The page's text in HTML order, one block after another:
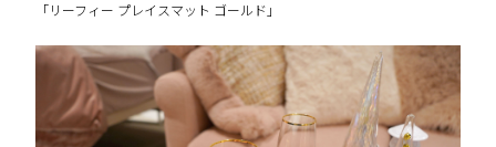
「リーフィー プレイスマット ゴールド」